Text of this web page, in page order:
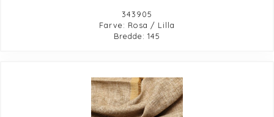
343905
Farve: Rosa / Lilla
Bredde: 145